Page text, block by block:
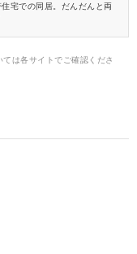
宅での同居。だんだんと両
は各サイトでご確認くださ